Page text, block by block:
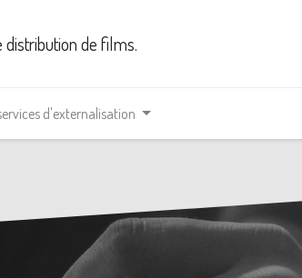
distribution de films.
d'externalisation